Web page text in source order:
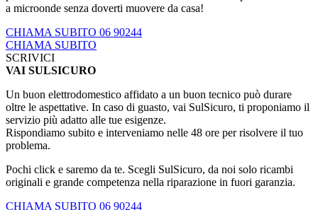
a microonde senza doverti muovere da casa!
CHIAMA SUBITO 06 90244
CHIAMA SUBITO
SCRIVICI
VAI SULSICURO
Un buon elettrodomestico affidato a un buon tecnico può durare
oltre le aspettative. In caso di guasto, vai SulSicuro, ti proponiamo il
servizio più adatto alle tue esigenze.
Rispondiamo subito e interveniamo nelle 48 ore per risolvere il tuo
problema.
Pochi click e saremo da te. Scegli SulSicuro, da noi solo ricambi
originali e grande competenza nella riparazione in fuori garanzia.
CHIAMA SUBITO 06 90244